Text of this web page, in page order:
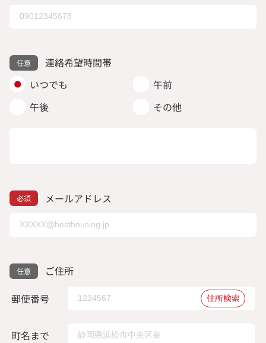
連絡希望時間帯
いつでも
午前
午後
その他
メールアドレス
ご住所
郵便番号
住所検索
町名まで